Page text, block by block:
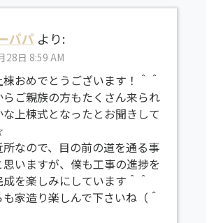
パパ より:
28日 8:59 AM
棟おめでとうございます！＾＾
ご親族の方もたくさん来られ
上棟式となったとお聞きして
なので、目の前の道を通る事
いますが、僕も工事の進捗を
を楽しみにしています＾＾
も家造り楽しんで下さいね（＾